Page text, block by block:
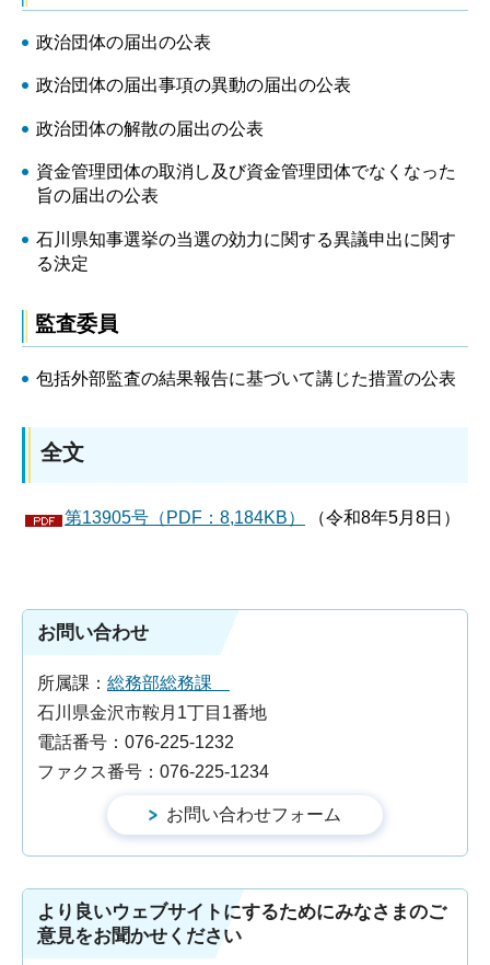
政治団体の届出の公表
政治団体の届出事項の異動の届出の公表
政治団体の解散の届出の公表
資金管理団体の取消し及び資金管理団体でなくなった
旨の届出の公表
石川県知事選挙の当選の効力に関する異議申出に関す
る決定
監査委員
包括外部監査の結果報告に基づいて講じた措置の公表
全文
第13905号（PDF：8,184KB） （令和8年5月8日）
お問い合わせ
所属課： 総務部総務課
石川県金沢市鞍月1丁目1番地
電話番号：076-225-1232
ファクス番号：076-225-1234
より良いウェブサイトにするためにみなさまのご
意見をお聞かせください